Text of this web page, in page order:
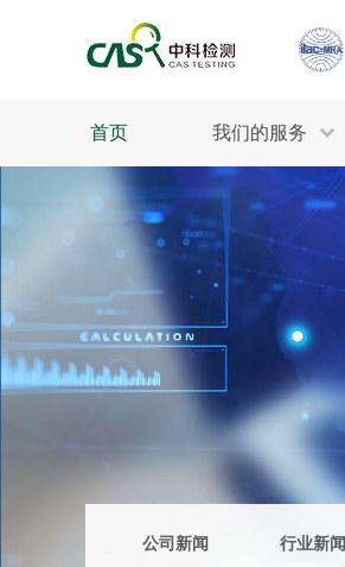
首页 我们的服务
生态环保
工业材料
美妆消毒
石油化工
轻工产品
制药医疗
建筑材料
农副产品
公司新闻 行业新闻